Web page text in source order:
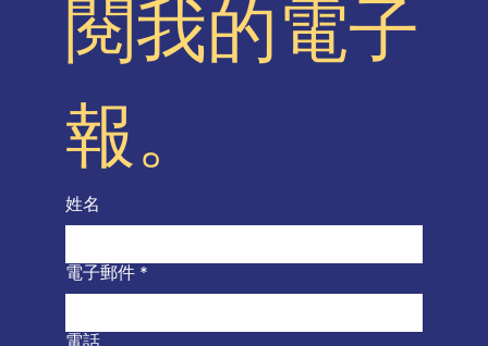
閱我的電子
報。
姓名
電子郵件 *